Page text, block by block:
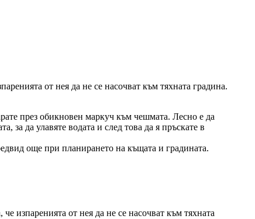
от нея да не се насочват към тяхната градина.
през обикновен маркуч към чешмата. Лесно е да
за да улавяте водата и след това да я пръскате в
още при планирането на къщата и градината.
изпаренията от нея да не се насочват към тяхната